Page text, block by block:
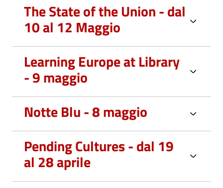
The State of the Union - dal
10 al 12 Maggio
Learning Europe at Library
- 9 maggio
Notte Blu - 8 maggio
Pending Cultures - dal 19
al 28 aprile